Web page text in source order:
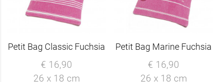
Petit Bag Classic Fuchsia
€ 16,90
26 x 18 cm
Petit Bag Marine Fuchsia
€ 16,90
26 x 18 cm